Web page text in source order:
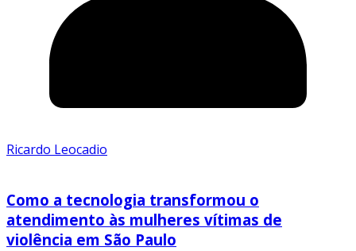
Ricardo Leocadio
Como a tecnologia transformou o
atendimento às mulheres vítimas de
violência em São Paulo